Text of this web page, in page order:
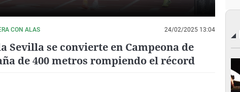
CON ALAS 24/02/2025 13:04
Sevilla se convierte en Campeona de
de 400 metros rompiendo el récord